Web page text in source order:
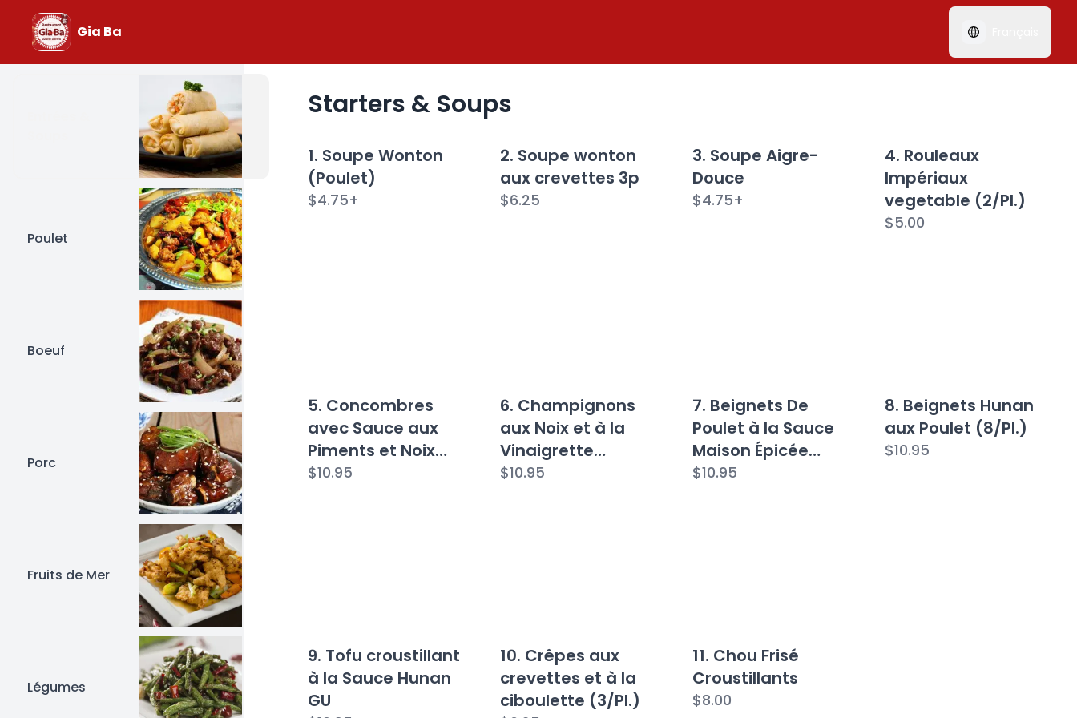
Gia Ba
Poulet
Boeuf
Porc
Fruits de Mer
Légumes
Starters & Soups
1. Soupe Wonton
(Poulet)
$4.75+
2. Soupe wonton
aux crevettes 3p
$6.25
3. Soupe Aigre-
Douce
$4.75+
4. Rouleaux
Impériaux
vegetable (2/Pl.)
$5.00
5. Concombres
avec Sauce aux
Piments et Noix
d'acajou
$10.95
6. Champignons
aux Noix et à la
Vinaigrette
Szechuan
$10.95
7. Beignets De
Poulet à la Sauce
Maison Épicée
(8/Pl.)
$10.95
8. Beignets Hunan
aux Poulet (8/Pl.)
$10.95
9. Tofu croustillant
à la Sauce Hunan
GU
10. Crêpes aux
crevettes et à la
ciboulette (3/Pl.)
11. Chou Frisé
Croustillants
$8.00